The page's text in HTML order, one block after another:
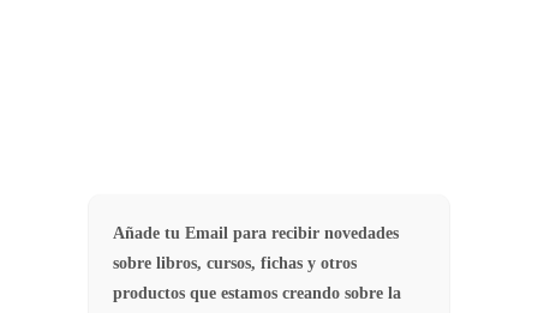
Añade tu Email para recibir novedades
sobre libros, cursos, fichas y otros
productos que estamos creando sobre la